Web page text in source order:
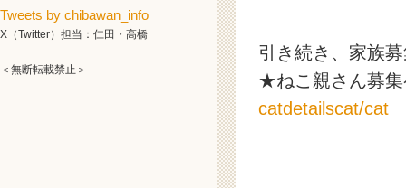
引き続き、家族
★ねこ親さん
catdetailscat/cat
Tweets by chibawan_info
X（Twitter）担当：仁田・高橋
＜無断転載禁止＞